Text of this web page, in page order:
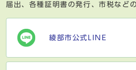
届出、各種証明書の発行、市税など
綾部市公式LINE